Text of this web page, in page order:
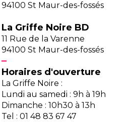
94100 St Maur-des-fossés
La Griffe Noire BD
11 Rue de la Varenne
94100 St Maur-des-fossés
Horaires d'ouverture
La Griffe Noire :
Lundi au samedi : 9h à 19h
Dimanche : 10h30 à 13h
Tel : 01 48 83 67 47